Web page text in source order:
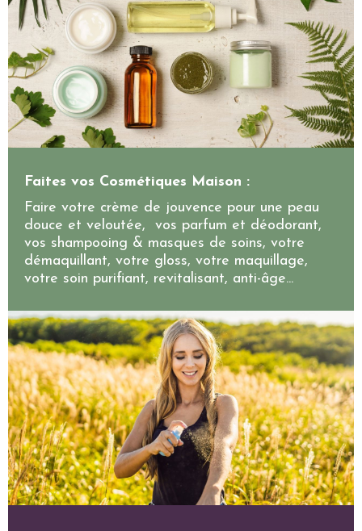
Faites vos Cosmétiques Maison :
Faire votre crème de jouvence pour une peau
douce et veloutée, vos parfum et déodorant,
vos shampooing & masques de soins, votre
démaquillant, votre gloss, votre maquillage,
votre soin purifiant, revitalisant, anti-âge...